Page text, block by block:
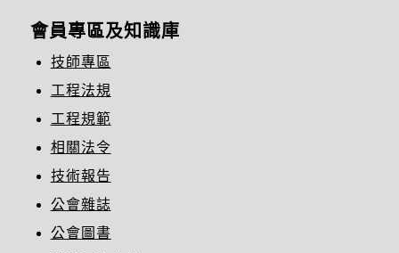
會員專區及知識庫
技師專區
工程法規
工程規範
相關法令
技術報告
公會雜誌
公會圖書